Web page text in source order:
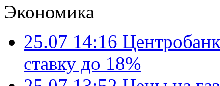
Экономика
25.07 14:16
ставку до 18%